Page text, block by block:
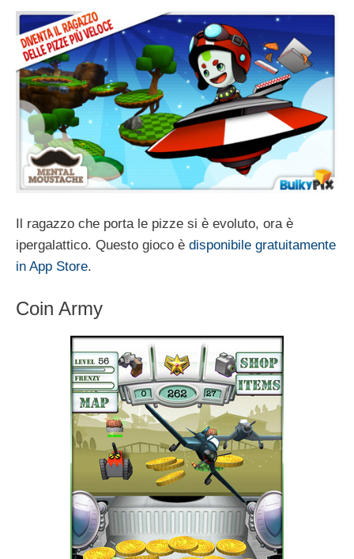
Il ragazzo che porta le pizze si è evoluto, ora è
ipergalattico. Questo gioco è disponibile gratuitamente
in App Store.
Coin Army